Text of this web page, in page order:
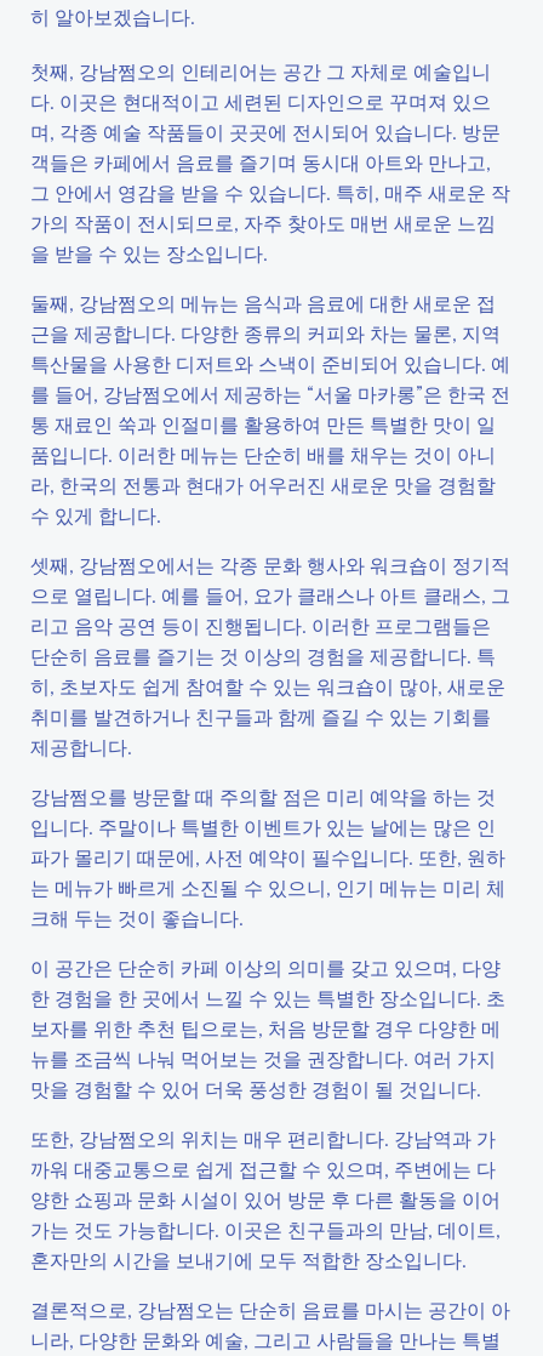
히 알아보겠습니다.
첫째, 강남쩜오의 인테리어는 공간 그 자체로 예술입니
다. 이곳은 현대적이고 세련된 디자인으로 꾸며져 있으
며, 각종 예술 작품들이 곳곳에 전시되어 있습니다. 방문
객들은 카페에서 음료를 즐기며 동시대 아트와 만나고,
그 안에서 영감을 받을 수 있습니다. 특히, 매주 새로운 작
가의 작품이 전시되므로, 자주 찾아도 매번 새로운 느낌
을 받을 수 있는 장소입니다.
둘째, 강남쩜오의 메뉴는 음식과 음료에 대한 새로운 접
근을 제공합니다. 다양한 종류의 커피와 차는 물론, 지역
특산물을 사용한 디저트와 스낵이 준비되어 있습니다. 예
를 들어, 강남쩜오에서 제공하는 “서울 마카롱”은 한국 전
통 재료인 쑥과 인절미를 활용하여 만든 특별한 맛이 일
품입니다. 이러한 메뉴는 단순히 배를 채우는 것이 아니
라, 한국의 전통과 현대가 어우러진 새로운 맛을 경험할
수 있게 합니다.
셋째, 강남쩜오에서는 각종 문화 행사와 워크숍이 정기적
으로 열립니다. 예를 들어, 요가 클래스나 아트 클래스, 그
리고 음악 공연 등이 진행됩니다. 이러한 프로그램들은
단순히 음료를 즐기는 것 이상의 경험을 제공합니다. 특
히, 초보자도 쉽게 참여할 수 있는 워크숍이 많아, 새로운
취미를 발견하거나 친구들과 함께 즐길 수 있는 기회를
제공합니다.
강남쩜오를 방문할 때 주의할 점은 미리 예약을 하는 것
입니다. 주말이나 특별한 이벤트가 있는 날에는 많은 인
파가 몰리기 때문에, 사전 예약이 필수입니다. 또한, 원하
는 메뉴가 빠르게 소진될 수 있으니, 인기 메뉴는 미리 체
크해 두는 것이 좋습니다.
이 공간은 단순히 카페 이상의 의미를 갖고 있으며, 다양
한 경험을 한 곳에서 느낄 수 있는 특별한 장소입니다. 초
보자를 위한 추천 팁으로는, 처음 방문할 경우 다양한 메
뉴를 조금씩 나눠 먹어보는 것을 권장합니다. 여러 가지
맛을 경험할 수 있어 더욱 풍성한 경험이 될 것입니다.
또한, 강남쩜오의 위치는 매우 편리합니다. 강남역과 가
까워 대중교통으로 쉽게 접근할 수 있으며, 주변에는 다
양한 쇼핑과 문화 시설이 있어 방문 후 다른 활동을 이어
가는 것도 가능합니다. 이곳은 친구들과의 만남, 데이트,
혼자만의 시간을 보내기에 모두 적합한 장소입니다.
결론적으로, 강남쩜오는 단순히 음료를 마시는 공간이 아
니라, 다양한 문화와 예술, 그리고 사람들을 만나는 특별